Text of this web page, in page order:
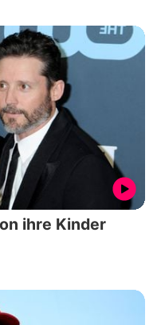
ihre Kinder